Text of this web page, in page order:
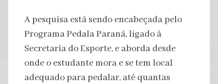
A pesquisa está sendo encabeçada pelo
Programa Pedala Paraná, ligado à
Secretaria do Esporte, e aborda desde
onde o estudante mora e se tem local
adequado para pedalar, até quantas